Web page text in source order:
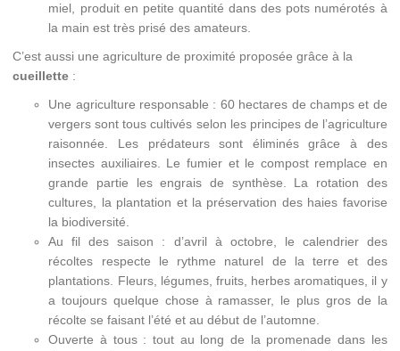
miel, produit en petite quantité dans des pots numérotés à
la main est très prisé des amateurs.
C’est aussi une agriculture de proximité proposée grâce à la
cueillette :
Une agriculture responsable : 60 hectares de champs et de
vergers sont tous cultivés selon les principes de l’agriculture
raisonnée. Les prédateurs sont éliminés grâce à des
insectes auxiliaires. Le fumier et le compost remplace en
grande partie les engrais de synthèse. La rotation des
cultures, la plantation et la préservation des haies favorise
la biodiversité.
Au fil des saison : d’avril à octobre, le calendrier des
récoltes respecte le rythme naturel de la terre et des
plantations. Fleurs, légumes, fruits, herbes aromatiques, il y
a toujours quelque chose à ramasser, le plus gros de la
récolte se faisant l’été et au début de l’automne.
Ouverte à tous : tout au long de la promenade dans les